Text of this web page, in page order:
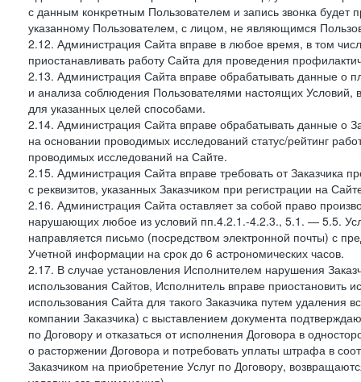
с данным конкретным Пользователем и запись звонка будет
указанному Пользователем, с лицом, не являющимся
2.12. Администрация Сайта вправе в любое время, в том
приостанавливать работу Сайта для проведения
2.13. Администрация Сайта вправе обрабатывать данные о
и анализа соблюдения Пользователями настоящих
для указанных целей способами.
2.14. Администрация Сайта вправе обрабатывать данные о
на основании проводимых исследований статус/рейтинг
проводимых исследований на Сайте.
2.15. Администрация Сайта вправе требовать от Заказчика
с реквизитов, указанных Заказчиком при регистрации на
2.16. Администрация Сайта оставляет за собой право
нарушающих любое из условий пп.4.2.1.-4.2.3., 5.1. — 5.5.
направляется письмо (посредством электронной почты) с
Учетной информации на срок до 6 астрономических часов.
2.17. В случае установления Исполнителем нарушения
использования Сайтов, Исполнитель вправе приостановить
использования Сайта для такого Заказчика путем
компании Заказчика) с выставлением документа
по Договору и отказаться от исполнения Договора в
о расторжении Договора и потребовать уплаты штрафа в
Заказчиком на приобретение Услуг по Договору,